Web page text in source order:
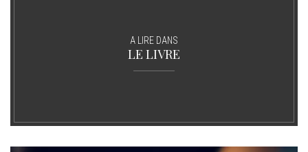
A LIRE DANS
LE LIVRE